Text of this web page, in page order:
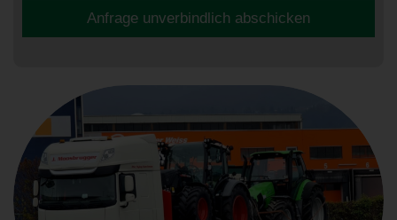
Anfrage unverbindlich abschicken